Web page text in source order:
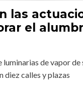
las
el
luminarias de vapor
diez calles y plazas